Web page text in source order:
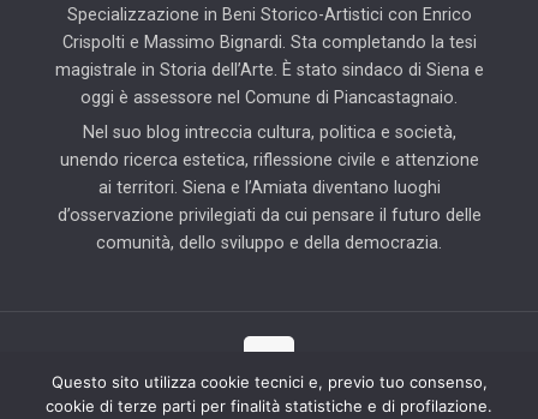
Specializzazione in Beni Storico-Artistici con Enrico
Crispolti e Massimo Bignardi. Sta completando la tesi
magistrale in Storia dell’Arte. È stato sindaco di Siena e
oggi è assessore nel Comune di Piancastagnaio.
Nel suo blog intreccia cultura, politica e società,
unendo ricerca estetica, riflessione civile e attenzione
ai territori. Siena e l’Amiata diventano luoghi
d’osservazione privilegiati da cui pensare il futuro delle
comunità, dello sviluppo e della democrazia.
© 2025 Il Blog di Pierluigi Piccini | Tutti i diritti riservati | Partner
Questo sito utilizza cookie tecnici e, previo tuo consenso,
cookie di terze parti per finalità statistiche e di profilazione.